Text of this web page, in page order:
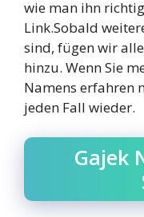
wie man ihn
Link.Sobald
sind, fügen wir
hinzu. Wenn Sie
Namens erfahren
jeden Fall wieder.
Gajek